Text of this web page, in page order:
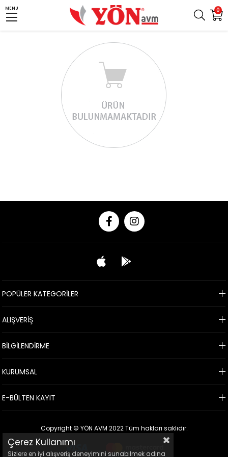
0
MENU
POPÜLER KATEGORİLER
ALIŞVERİŞ
BİLGİLENDİRME
KURUMSAL
E-BÜLTEN KAYIT
Copyright © YÖN AVM 2022 Tüm hakları saklıdır.
Çerez Kullanımı
Sizlere en iyi alışveriş deneyimini sunabilmek adına